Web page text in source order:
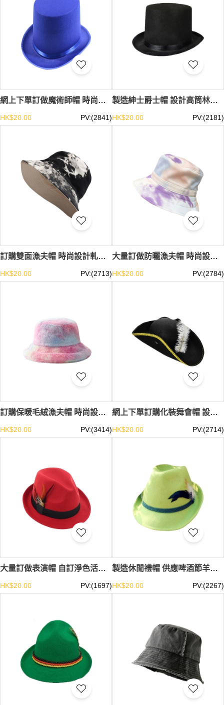
網上下單訂做魔術師帽 時尚設計林肯演出帽 紳士 爵士 帽 演出帽專門店 帽高20cm SKHA044
HK$20.00 PV:(2841)
製造紳士爵士帽 設計高筒林肯魔術帽 爵士帽供應商 SKHA043
HK$20.00 PV:(2181)
訂購雙面漁夫帽 時尚設計軋染街舞漁夫帽 漁夫帽專門店 SKHA042
HK$20.00 PV:(2713)
大量訂做防曬漁夫帽 時尚設計軋染漁夫帽 漁夫帽中心 SKHA041
HK$20.00 PV:(2784)
訂購保暖毛絨漁夫帽 時尚設計軋染漁夫帽 漁夫帽中心 SKHA040
HK$20.00 PV:(3414)
網上下單訂購化裝舞會帽 設計萬聖節海盜帽 啪鈕帽檐 三角帽中心 SKHA039
HK$20.00 PV:(2714)
大量訂做表演帽 自訂淨色活動派對羽毛禮帽 啤酒節禮帽 SKHA038
HK$20.00 PV:(1697)
製造休閒禮帽 供應啤酒節羊毛呢羽毛禮帽 派對帽制服店 SKHA037
HK$20.00 PV:(2267)